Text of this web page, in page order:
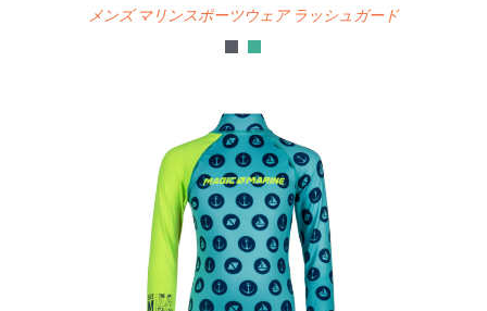
メンズ マリンスポーツウェア ラッシュガード